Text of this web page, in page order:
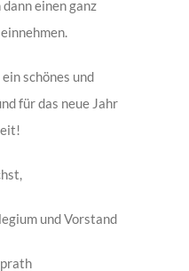
einen ganz
schönes und
für das neue Jahr
und Vorstand